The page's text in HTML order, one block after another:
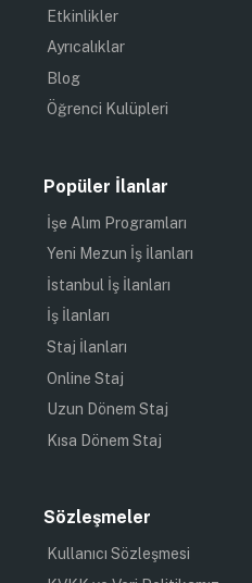
Etkinlikler
Ayrıcalıklar
Blog
Öğrenci Kulüpleri
Popüler İlanlar
İşe Alım Programları
Yeni Mezun İş İlanları
İstanbul İş İlanları
İş İlanları
Staj İlanları
Online Staj
Uzun Dönem Staj
Kısa Dönem Staj
Sözleşmeler
Kullanıcı Sözleşmesi